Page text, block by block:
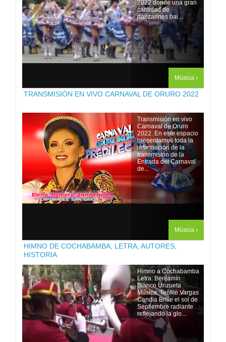
2022 donde una gran
cantidad de
danzarines bai...
Música ›
TRANSMISIÓN EN VIVO CARNAVAL DE ORURO 2022
Transmisión en vivo
Carnaval de Oruro
2022. En este espacio
presentamos toda la
información de la
transmisión de la
Entrada del Carnaval
de...
Música ›
HIMNO DE COCHABAMBA, LETRA, AUTORES,
HISTORIA
Himno a Cochabamba
Letra: Benjamín
Blanco Unzueta
Música: Teófilo Vargas
Candia Brille el sol de
Septiembre radiante
reflejando la glo...